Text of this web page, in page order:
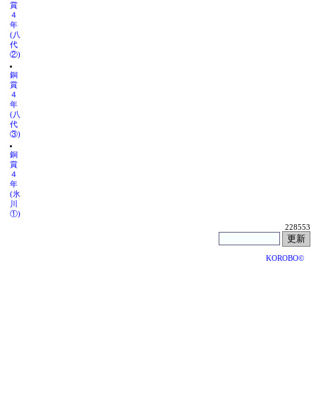
賞
４
年
(八
代
②)
銅
賞
４
年
(八
代
③)
銅
賞
４
年
(氷
川
①)
228553
KOROBO©